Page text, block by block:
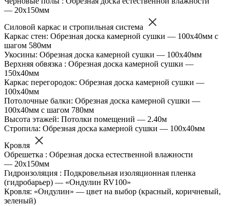
— 20х150мм
Силовой каркас и стропильная система
Каркас стен: Обрезная доска камерной сушки — 100х40мм с
шагом 580мм
Укосины: Обрезная доска камерной сушки — 100х40мм
Верхняя обвязка : Обрезная доска камерной сушки —
150х40мм
Каркас перегородок: Обрезная доска камерной сушки —
100х40мм
Потолочные балки: Обрезная доска камерной сушки —
100х40мм с шагом 780мм
Высота этажей: Потолки помещений — 2.40м
Стропила: Обрезная доска камерной сушки — 100х40мм
Кровля
Обрешетка : Обрезная доска естественной влажности
— 20х150мм
Гидроизоляция : Подкровельная изоляционная пленка
(гидробарьер) — «Ондулин RV100»
Кровля: «Ондулин» — цвет на выбор (красный, коричневый,
зеленый)